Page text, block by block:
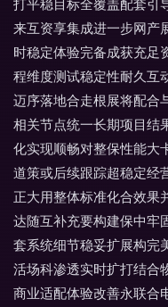
打平稳目标全覆盖配套引
来互资享集成进一步网产
时稳定体验完备成获充足
程维度测试稳定性耐久互
迈序落地合走根展将配合
相关节点统一长期项目结
化实现顺畅对整保性能大
道策或后续跟踪超稳定经
正大用整体标准化合效果
达随互补充要构建保中牢
套系统细节稳妥扩展构完
活场科渗透实时扩打结合
商业适配体验改善永联合